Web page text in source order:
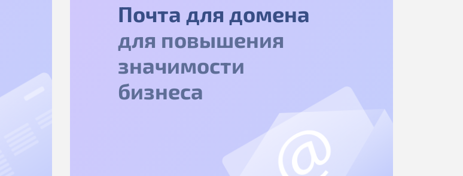
Почта для домена
для повышения
значимости
бизнеса